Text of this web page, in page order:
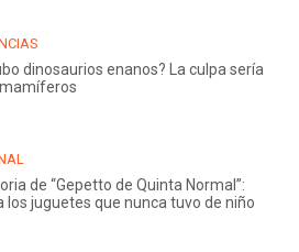
dinosaurios enanos? La culpa sería
de “Gepetto de Quinta Normal”:
los juguetes que nunca tuvo de niño